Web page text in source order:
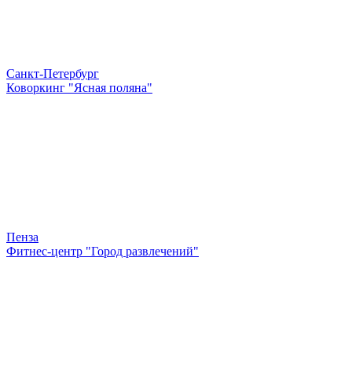
Санкт-Петербург
Коворкинг "Ясная поляна"
Пенза
Фитнес-центр "Город развлечений"